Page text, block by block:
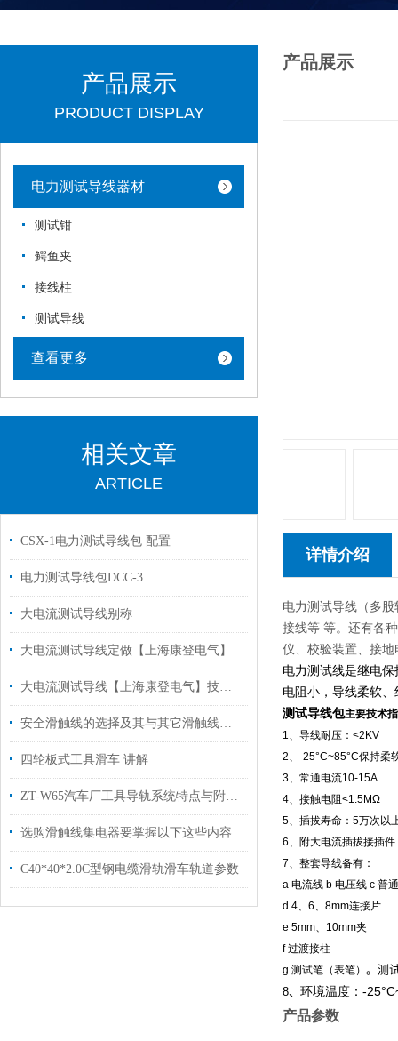
产品展示
PRODUCT DISPLAY
电力测试导线器材
测试钳
鳄鱼夹
接线柱
测试导线
查看更多
相关文章
ARTICLE
CSX-1电力测试导线包 配置
电力测试导线包DCC-3
大电流测试导线别称
大电流测试导线定做【上海康登电气】
大电流测试导线【上海康登电气】技术特性
安全滑触线的选择及其与其它滑触线的比较
四轮板式工具滑车 讲解
ZT-W65汽车厂工具导轨系统特点与附件介绍说明
选购滑触线集电器要掌握以下这些内容
C40*40*2.0C型钢电缆滑轨滑车轨道参数
产品展示
详情介绍
电力测试导线（多
接线等 等。还有各
仪、校验装置、接
电力测试线是继电
电阻小，导线柔软
测试导线包主要技术
1、导线耐压：<2KV
2、-25°C~85°C保持柔
3、常通电流10-15A
4、接触电阻<1.5MΩ
5、插拔寿命：5万次以
6、附大电流插拔接插件
7、整套导线备有：
a 电流线 b 电压线 c 普
d 4、6、8mm连接片
e 5mm、10mm夹
f 过渡接柱
g 测试笔（表笔） 。测
8、 环境温度：-
产品参数